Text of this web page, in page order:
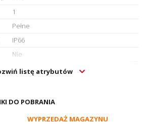
1
Pełne
IP66
Nie
Taklistę atrybutów
DO POBRANIA
WYPRZEDAŻ MAGAZYNU